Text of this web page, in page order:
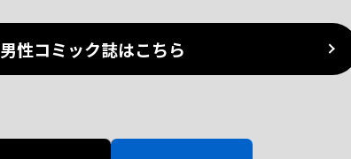
男性コミック誌はこちら